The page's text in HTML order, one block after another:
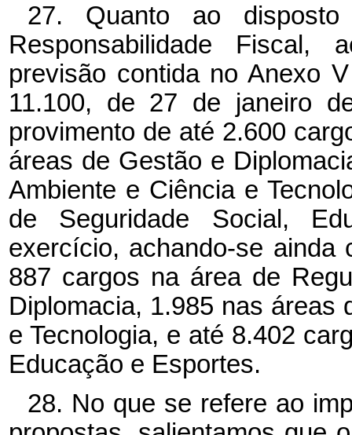
27. Quanto ao
Responsabilidade
previsão contida no Anexo
11.100, de 27 de janeiro
provimento de até 2.600
áreas de Gestão e
Ambiente e Ciência e
de Seguridade Social,
exercício, achando-se ainda
887 cargos na área de
Diplomacia, 1.985 nas áreas
e Tecnologia, e até 8.402
Educação e Esportes.
28. No que se refere ao